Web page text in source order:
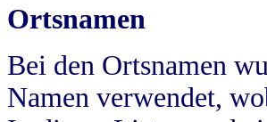
Ortsnamen
Bei den Ortsnamen
Namen verwendet,